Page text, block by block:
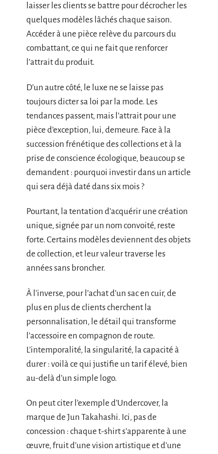
laisser les clients se battre pour décrocher les
quelques modèles lâchés chaque saison.
Accéder à une pièce relève du parcours du
combattant, ce qui ne fait que renforcer
l’attrait du produit.
D’un autre côté, le luxe ne se laisse pas
toujours dicter sa loi par la mode. Les
tendances passent, mais l’attrait pour une
pièce d’exception, lui, demeure. Face à la
succession frénétique des collections et à la
prise de conscience écologique, beaucoup se
demandent : pourquoi investir dans un article
qui sera déjà daté dans six mois ?
Pourtant, la tentation d’acquérir une création
unique, signée par un nom convoité, reste
forte. Certains modèles deviennent des objets
de collection, et leur valeur traverse les
années sans broncher.
À l’inverse, pour l’achat d’un sac en cuir, de
plus en plus de clients cherchent la
personnalisation, le détail qui transforme
l’accessoire en compagnon de route.
L’intemporalité, la singularité, la capacité à
durer : voilà ce qui justifie un tarif élevé, bien
au-delà d’un simple logo.
On peut citer l’exemple d’Undercover, la
marque de Jun Takahashi. Ici, pas de
concession : chaque t-shirt s’apparente à une
œuvre, fruit d’une vision artistique et d’une